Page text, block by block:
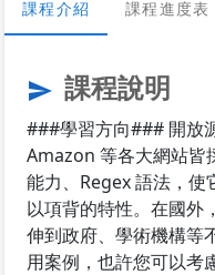
課程介紹 課程進度表
send 課程說明
###學習方向### 開放
Amazon 等各大網站皆
能力、Regex 語法，使
以項背的特性。在國外
伸到政府、學術機構等
用案例，也許您可以考